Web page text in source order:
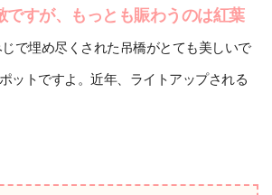
ですが、もっとも賑わうのは紅葉
じで埋め尽くされた吊橋がとても美しいで
ットですよ。近年、ライトアップされる